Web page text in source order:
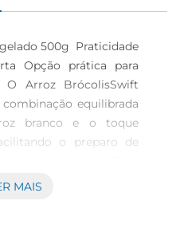
500g  Praticidade
Opção prática para
Arroz BrócolisSwift
equilibrada
branco e o toque
o preparo de
busca agilidade na
MAIS